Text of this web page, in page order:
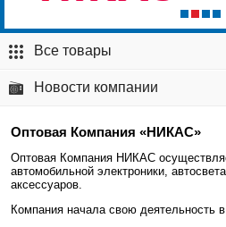
Все товары
Новости компании
Оптовая Компания «НИКАС»
Оптовая Компания НИКАС
автомобильной электроники,
аксессуаров.
Компания начала свою деятельность в